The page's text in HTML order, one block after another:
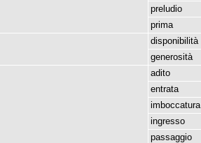
preludio
prima
disponibilità
generosità
adito
entrata
imboccatura
ingresso
passaggio